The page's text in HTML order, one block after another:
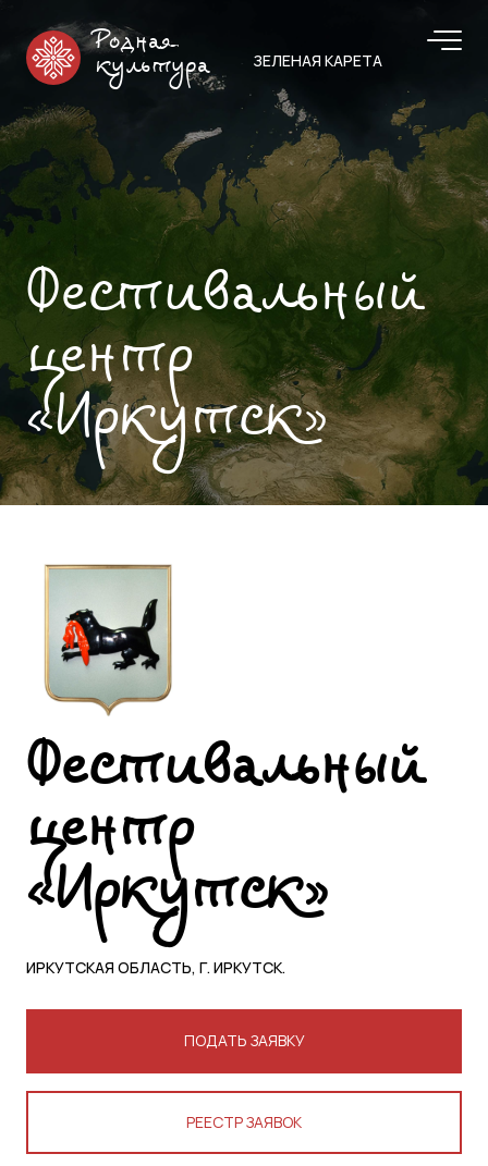
Родная
культура
ЗЕЛЕНАЯ КАРЕТА
Фестивальный
центр
«Иркутск»
Фестивальный
центр
«Иркутск»
ИРКУТСКАЯ ОБЛАСТЬ, Г. ИРКУТСК.
ПОДАТЬ ЗАЯВКУ
РЕЕСТР ЗАЯВОК